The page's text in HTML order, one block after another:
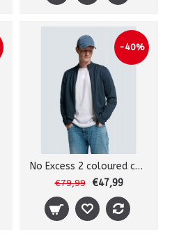
-40%
No Excess 2 coloured cardigan
€79,99 €47,99